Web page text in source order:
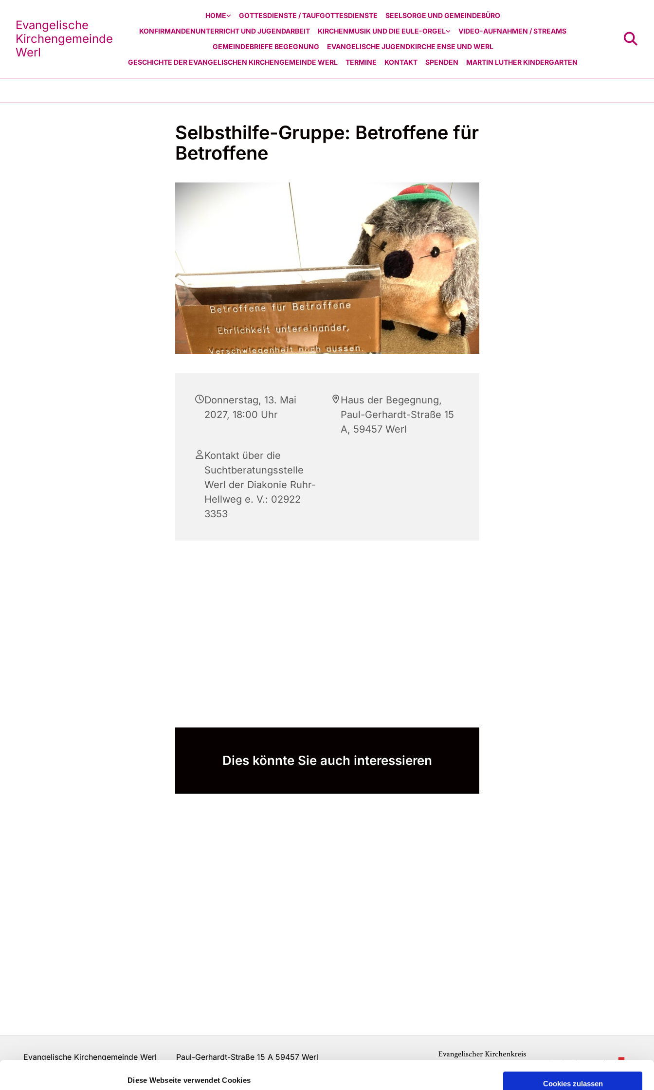
Diese Webseite verwendet Cookies Cookies zulassen
Evangelische
Kirchengemeinde
Werl
HOME GOTTESDIENSTE / TAUFGOTTESDIENSTE
SEELSORGE UND GEMEINDEBÜRO
KONFIRMANDENUNTERRICHT UND JUGENDARBEIT
KIRCHENMUSIK UND DIE EULE-ORGEL
VIDEO-AUFNAHMEN / STREAMS
GEMEINDEBRIEFE BEGEGNUNG
EVANGELISCHE JUGENDKIRCHE ENSE UND WERL
GESCHICHTE DER EVANGELISCHEN KIRCHENGEMEINDE WERL
TERMINE KONTAKT SPENDEN MARTIN LUTHER KINDERGARTEN
Selbsthilfe-Gruppe: Betroffene für
Betroffene
Donnerstag, 13. Mai
2027, 18:00 Uhr
Haus der Begegnung,
Paul-Gerhardt-Straße 15
A, 59457 Werl
Kontakt über die
Suchtberatungsstelle
Werl der Diakonie Ruhr-
Hellweg e. V.: 02922
3353
Dies könnte Sie auch interessieren
Evangelische Kirchengemeinde Werl Paul-Gerhardt-Straße 15 A 59457 Werl